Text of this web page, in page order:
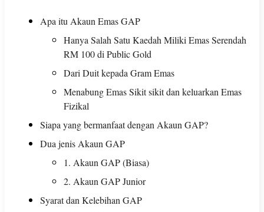
Apa itu Akaun Emas GAP
Hanya Salah Satu Kaedah Miliki Emas Serendah
RM 100 di Public Gold
Dari Duit kepada Gram Emas
Menabung Emas Sikit sikit dan keluarkan Emas
Fizikal
Siapa yang bermanfaat dengan Akaun GAP?
Dua jenis Akaun GAP
1. Akaun GAP (Biasa)
2. Akaun GAP Junior
Syarat dan Kelebihan GAP